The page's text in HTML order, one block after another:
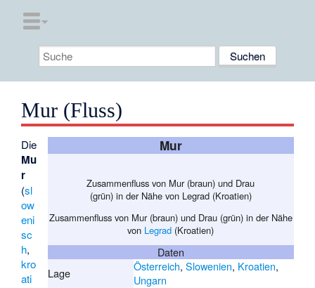
Mur (Fluss)
Mur
Zusammenfluss von Mur (braun) und Drau
(grün) in der Nähe von Legrad (Kroatien)
Zusammenfluss von Mur (braun) und Drau (grün) in der Nähe
von Legrad (Kroatien)
Daten
Lage
Österreich, Slowenien, Kroatien,
Ungarn
Die
Mu
r
(sl
ow
eni
sc
h,
kro
ati